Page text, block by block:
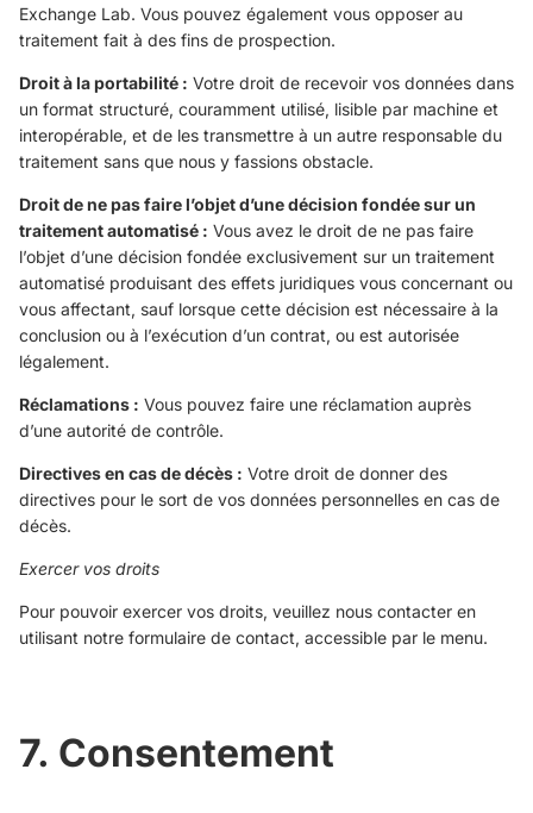
Exchange Lab. Vous pouvez également vous opposer au
traitement fait à des fins de prospection.
Droit à la portabilité : Votre droit de recevoir vos données dans
un format structuré, couramment utilisé, lisible par machine et
interopérable, et de les transmettre à un autre responsable du
traitement sans que nous y fassions obstacle.
Droit de ne pas faire l’objet d’une décision fondée sur un
traitement automatisé : Vous avez le droit de ne pas faire
l’objet d’une décision fondée exclusivement sur un traitement
automatisé produisant des effets juridiques vous concernant ou
vous affectant, sauf lorsque cette décision est nécessaire à la
conclusion ou à l’exécution d’un contrat, ou est autorisée
légalement.
Réclamations : Vous pouvez faire une réclamation auprès
d’une autorité de contrôle.
Directives en cas de décès : Votre droit de donner des
directives pour le sort de vos données personnelles en cas de
décès.
Exercer vos droits
Pour pouvoir exercer vos droits, veuillez nous contacter en
utilisant notre formulaire de contact, accessible par le menu.
7. Consentement